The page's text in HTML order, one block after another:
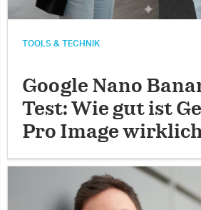
TOOLS & TECHNIK
Google Nano
Test: Wie gut ist
Pro Image